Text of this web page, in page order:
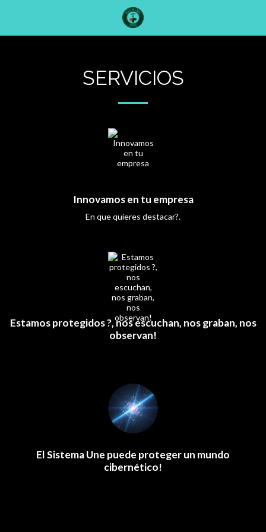
SERVICIOS
Innovamos en tu empresa
En que quieres destacar?.
Estamos protegidos ?, nos escuchan, nos graban, nos
observan!
El Sistema Une puede proteger un mundo
cibernético!